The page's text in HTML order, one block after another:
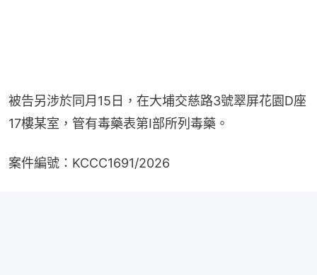
被告另涉於同月15日，在大埔交慈路3號翠屏花園D座
17樓某室，管有毒藥表第I部所列毒藥。
案件編號：KCCC1691/2026